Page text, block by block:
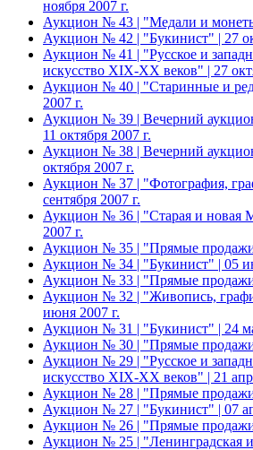
ноября 2007 г.
Аукцион № 43 | "Медали и
Аукцион № 42 | "Букинист" | 27
Аукцион № 41 | "Русское и
искусство XIX-XX веков" | 27
Аукцион № 40 | "Старинные и
2007 г.
Аукцион № 39 | Вечерний
11 октября 2007 г.
Аукцион № 38 | Вечерний
октября 2007 г.
Аукцион № 37 | "Фотография,
сентября 2007 г.
Аукцион № 36 | "Старая и новая
2007 г.
Аукцион № 35 | "Прямые
Аукцион № 34 | "Букинист" | 05
Аукцион № 33 | "Прямые
Аукцион № 32 | "Живопись,
июня 2007 г.
Аукцион № 31 | "Букинист" | 24
Аукцион № 30 | "Прямые
Аукцион № 29 | "Русское и
искусство XIX-XX веков" | 21
Аукцион № 28 | "Прямые
Аукцион № 27 | "Букинист" | 07
Аукцион № 26 | "Прямые
Аукцион № 25 | "Ленинградская